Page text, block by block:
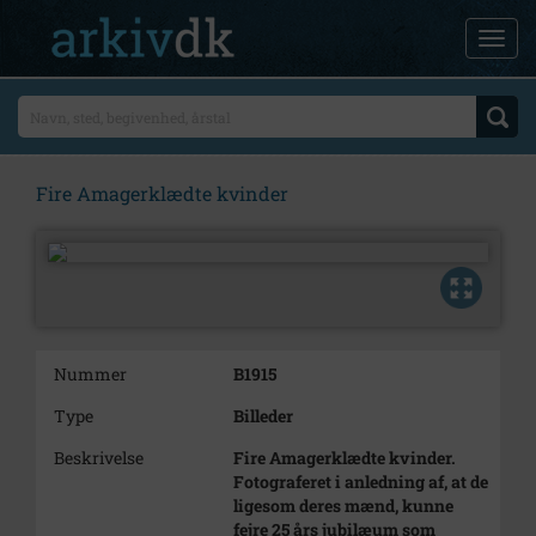
Fire Amagerklædte kvinder
Nummer
B1915
Type
Billeder
Beskrivelse
Fire Amagerklædte kvinder.
Fotograferet i anledning af, at de
ligesom deres mænd, kunne
fejre 25 års jubilæum som